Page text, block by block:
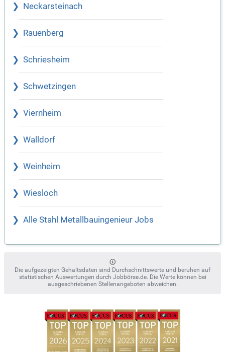
Neckarsteinach
Rauenberg
Schriesheim
Schwetzingen
Viernheim
Walldorf
Weinheim
Wiesloch
Alle Stahl Metallbauingenieur Jobs
Die aufgezeigten Gehaltsdaten sind Durchschnittswerte und beruhen auf
statistischen Auswertungen durch Jobbörse.de. Die Werte können bei
ausgeschriebenen Stellenangeboten abweichen.